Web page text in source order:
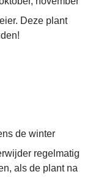
Deze plant
de winter
regelmatig
als de plant na